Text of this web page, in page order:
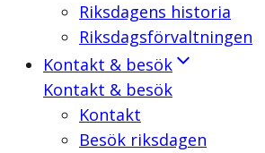
Riksdagens historia
Riksdagsförvaltningen
Kontakt & besök
Kontakt & besök
Kontakt
Besök riksdagen